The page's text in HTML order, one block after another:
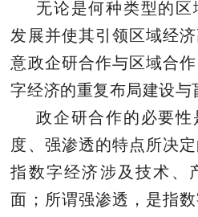
无论是何种类型的
发展并使其引领区域经
意政企研合作与区域合
字经济的重复布局建设与
政企研合作的必要
度、强渗透的特点所决
指数字经济涉及技术、
面；所谓强渗透，是指